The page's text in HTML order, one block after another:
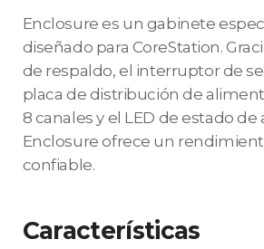
Enclosure es un gabinete
diseñado para CoreStation.
de respaldo, el interruptor de
placa de distribución de
8 canales y el LED de estado
Enclosure ofrece un
confiable.
Características